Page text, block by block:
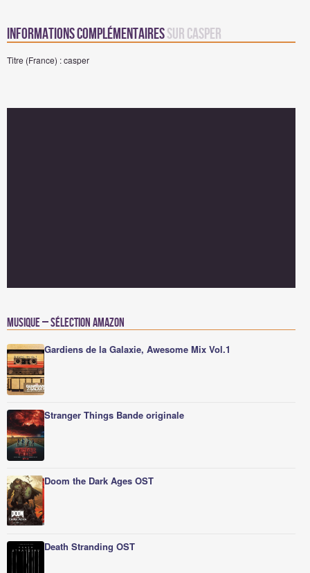
Informations complémentairessur Casper
Titre (France) : casper
Musique – Sélection Amazon
Gardiens de la Galaxie, Awesome Mix Vol.1
Stranger Things Bande originale
Doom the Dark Ages OST
Death Stranding OST